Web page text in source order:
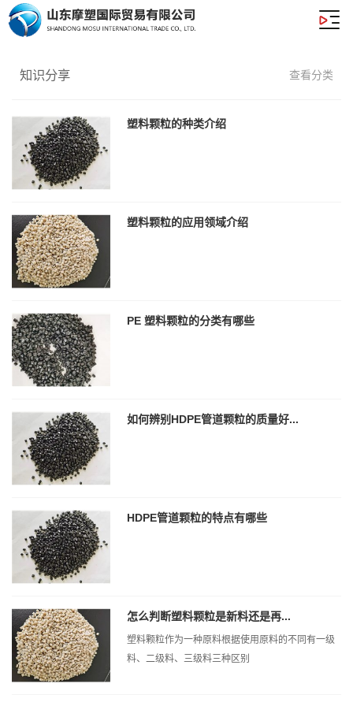
知识分享 查看分类
塑料颗粒的种类介绍
塑料颗粒的应用领域介绍
PE 塑料颗粒的分类有哪些
如何辨别HDPE管道颗粒的质量好...
HDPE管道颗粒的特点有哪些
怎么判断塑料颗粒是新料还是再...
塑料颗粒作为一种原料根据使用原料的不同有一级
料、二级料、三级料三种区别